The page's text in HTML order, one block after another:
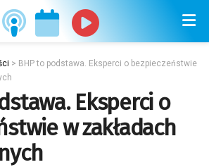
> BHP to podstawa. Eksperci o bezpieczeństwie
Eksperci o
w zakładach